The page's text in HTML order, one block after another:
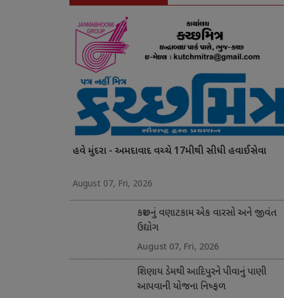
હવે મુંદરા - અમદાવાદ વચ્ચે 17મીથી સીધી હવાઈસેવા
August 07, Fri, 2026
કચ્છનું વણાટકામ એક વારસો અને જીવંત
ઉદ્યોગ
August 07, Fri, 2026
શિણાય ડેમથી આદિપુરને પીવાનું પાણી
આપવાની યોજના નિષ્ફળ